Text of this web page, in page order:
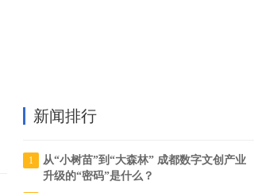
新闻排行
1
从“小树苗”到“大森林” 成都数字文创产业
升级的“密码”是什么？